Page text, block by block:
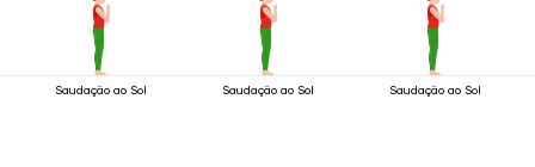
Saudação ao Sol Saudação ao Sol Saudação ao Sol